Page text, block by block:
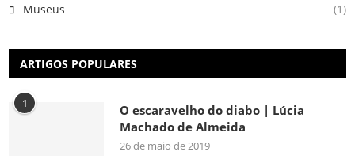
Museus (1)
ARTIGOS POPULARES
1
O escaravelho do diabo | Lúcia
Machado de Almeida
26 de maio de 2019